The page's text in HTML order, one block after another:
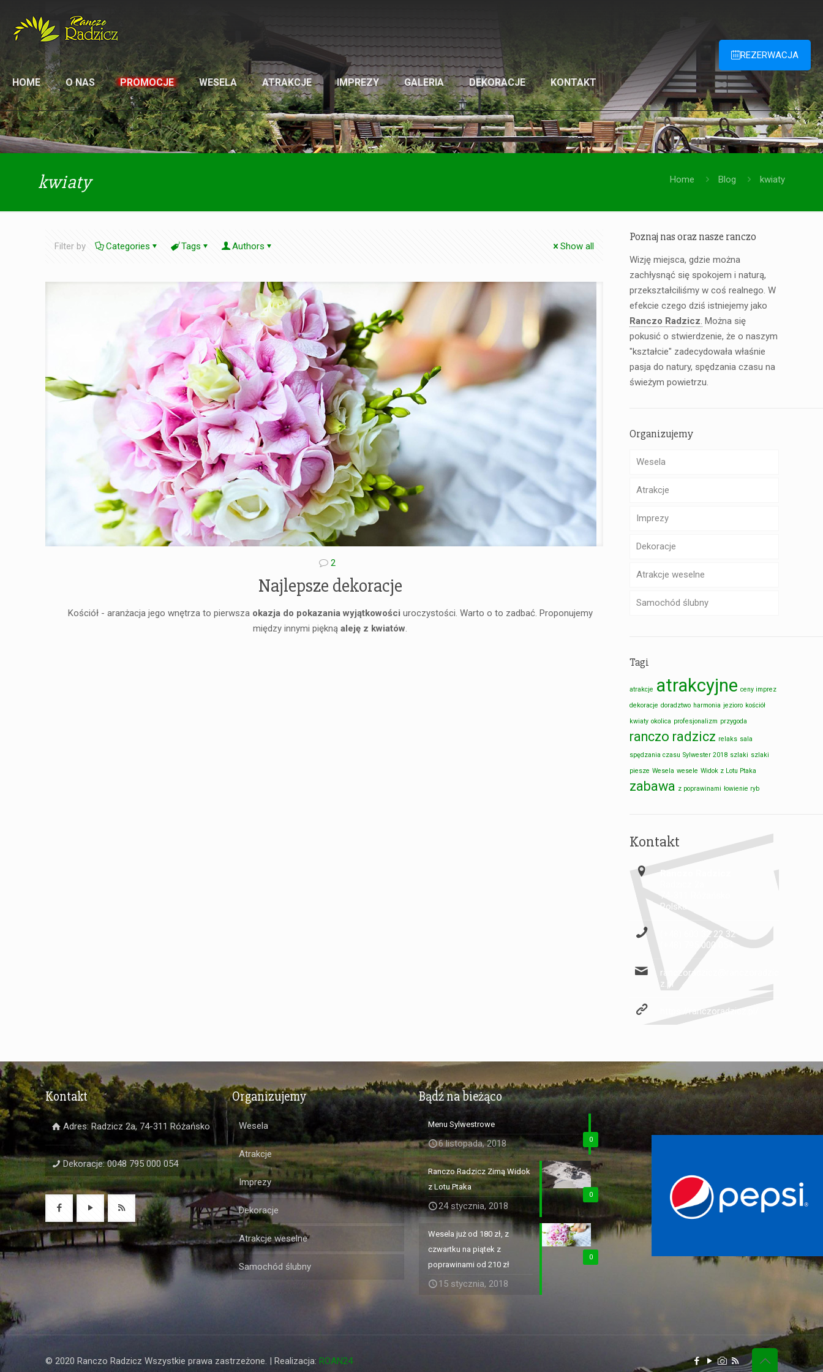
HOME O NAS PROMOCJE WESELA ATRAKCJE IMPREZY GALERIA DEKORACJE KONTAKT
REZERWACJA
kwiaty Home Blog kwiaty
Filter by Categories Tags Authors Show all
2
Najlepsze dekoracje
Kościół - aranżacja jego wnętrza to pierwsza okazja do pokazania wyjątkowości uroczystości. Warto o to zadbać. Proponujemy
między innymi pięknąaleję z kwiatów.
Poznaj nas oraz nasze ranczo
Wizję miejsca, gdzie można
zachłysnąć się spokojem i naturą,
przekształciliśmy w coś realnego. W
efekcie czego dziś istniejemy jako
Ranczo Radzicz. Można się
pokusić o stwierdzenie, że o naszym
"kształcie" zadecydowała właśnie
pasja do natury, spędzania czasu na
świeżym powietrzu.
Organizujemy
Wesela
Atrakcje
Imprezy
Dekoracje
Atrakcje weselne
Samochód ślubny
Tagi
atrakcje atrakcyjne ceny imprez
dekoracje doradztwo harmonia jezioro kościół
kwiaty okolica profesjonalizm przygoda
ranczo radzicz relaks sala
spędzania czasu Sylwester 2018 szlaki szlaki
piesze Wesela wesele Widok z Lotu Ptaka
zabawa z poprawinami łowienie ryb
Kontakt
Ranczo Radzicz
74-311 Różańsko
Polska
(+48) 603 32 22 32
(+48) 795 000 054
ranczoradzicz@ranczoradzic
z.pl
https://ranczoradzicz.pl/
Kontakt
Adres: Radzicz 2a, 74-311 Różańsko
Dekoracje: 0048 795 000 054
Organizujemy
Wesela
Atrakcje
Imprezy
Dekoracje
Atrakcje weselne
Samochód ślubny
Bądź na bieżąco
0
Menu Sylwestrowe
6 listopada, 2018
0
Ranczo Radzicz Zimą Widok
z Lotu Ptaka
24 stycznia, 2018
0
Wesela już od 180 zł, z
czwartku na piątek z
poprawinami od 210 zł
15 stycznia, 2018
© 2020 Ranczo Radzicz Wszystkie prawa zastrzeżone. | Realizacja: ROAN24